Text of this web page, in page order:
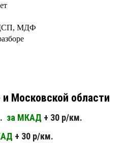
МДФ
Московской области
за МКАД + 30 р/км.
+ 30 р/км.